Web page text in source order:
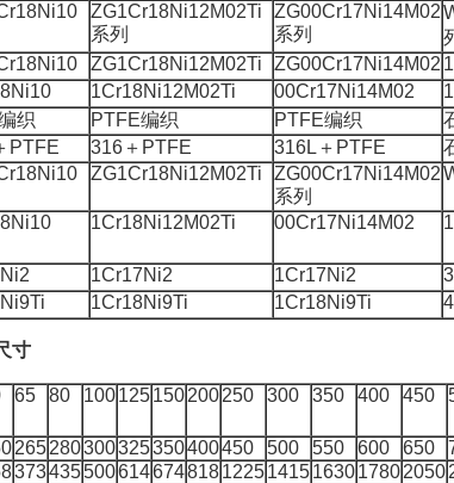
ZG1Cr18Ni12M02Ti
系列
ZG00Cr17Ni14M02
系列
ZG1Cr18Ni12M02Ti ZG00Cr17Ni14M02
1Cr18Ni12M02Ti 00Cr17Ni14M02
织 PTFE编织 PTFE编织
PTFE 316＋PTFE 316L＋PTFE
ZG1Cr18Ni12M02Ti
ZG00Cr17Ni14M02
系列
1Cr18Ni12M02Ti 00Cr17Ni14M02
1Cr17Ni2 1Cr17Ni2
1Cr18Ni9Ti 1Cr18Ni9Ti
寸
65 80 100125150200250 300 350 400 450
265280300325350400450 500 550 600 650
37343550061467481812251415163017802050